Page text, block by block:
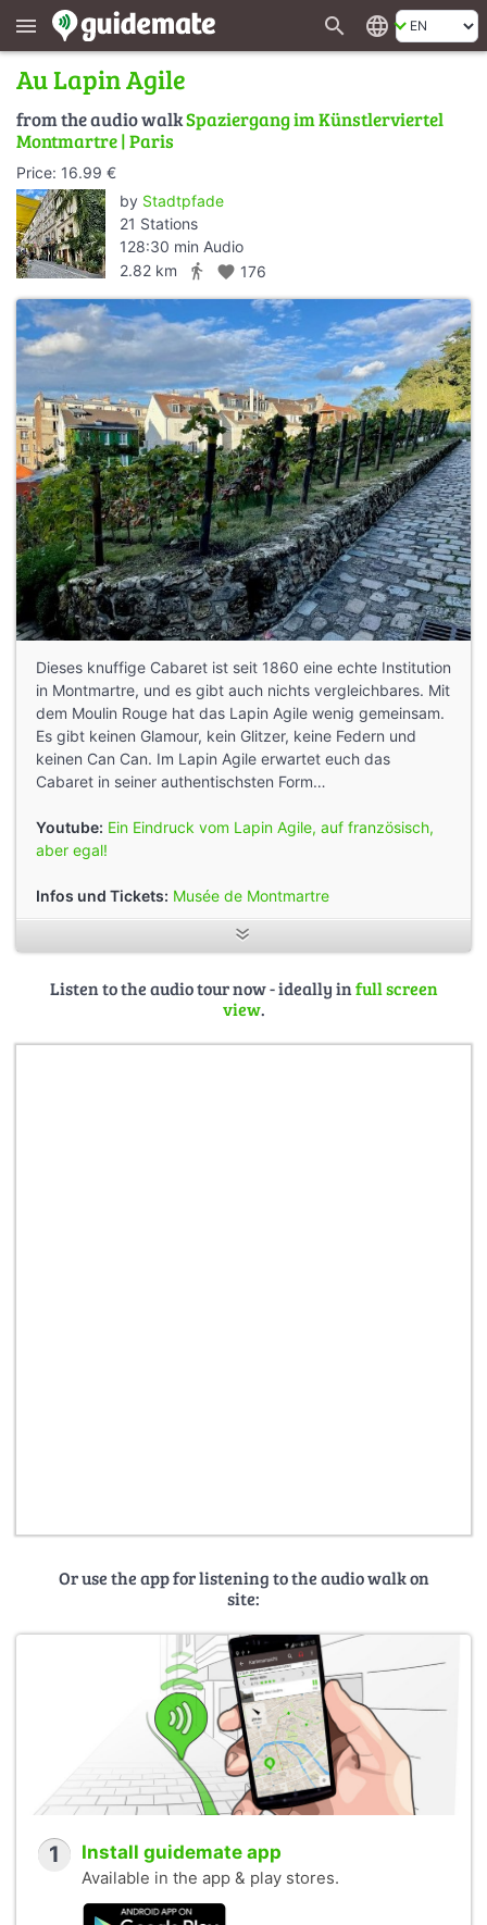
menu search language
Au Lapin Agile
from the audio walkSpaziergang im Künstlerviertel
Montmartre | Paris
Price: 16.99 €
by Stadtpfade
21 Stations
128:30 min Audio
2.82 km
directions_walk favorite 176
Dieses knuffige Cabaret ist seit 1860 eine echte Institution
in Montmartre, und es gibt auch nichts vergleichbares. Mit
dem Moulin Rouge hat das Lapin Agile wenig gemeinsam.
Es gibt keinen Glamour, kein Glitzer, keine Federn und
keinen Can Can. Im Lapin Agile erwartet euch das
Cabaret in seiner authentischsten Form…
Youtube: Ein Eindruck vom Lapin Agile, auf französisch,
aber egal!
Infos und Tickets: Musée de Montmartre
Listen to the audio tour now - ideally infull screen
view.
Or use the app for listening to the audio walk on
site:
1 Install guidemate app
Available in the app & play stores.